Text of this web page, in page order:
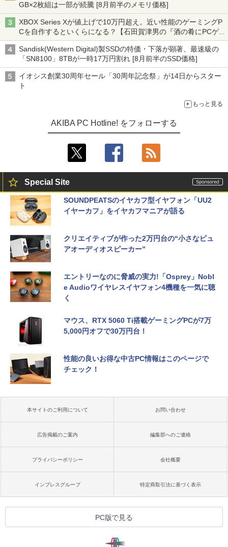
GB×2枚組は一部が続騰 [8月前半のメモリ価格]
XBOX Series Xが値上げで10万円超え。近い性能のゲーミングP
Cを自作するといくらになる？【石田賀津男の『酒の肴にPCゲ
ーム』】
Sandisk(Western Digital)製SSDの特価・下落が顕著、最速級の
「SN8100」8TBが一時17万円割れ [8月前半のSSD価格]
イオシス創業30周年セール「30周年記念祭」が14日からスター
ト
もっと見る
AKIBA PC Hotline! をフォローする
Special Site
SOUNDPEATSのイヤカフ型イヤフォン「UU2
イヤーカフ」をイヤカフマニアが語る
クリエイティブが作った2万円台の“小さなピュ
アオーディオスピーカー”
エントリーなのに脅威の実力!「Osprey」Nobl
e Audioワイヤレスイヤフォン4機種を一気に聴
く
マウス、RTX 5060 Ti搭載ゲーミングPCが7万
5,000円オフで30万円台！
性能の良いお得な中古PC情報はこのページで
チェック！
本サイトのご利用について お問い合わせ
広告掲載のご案内 編集部へのご連絡
プライバシーポリシー 会社概要
インプレスグループ 特定商取引法に基づく表示
PC版で見る